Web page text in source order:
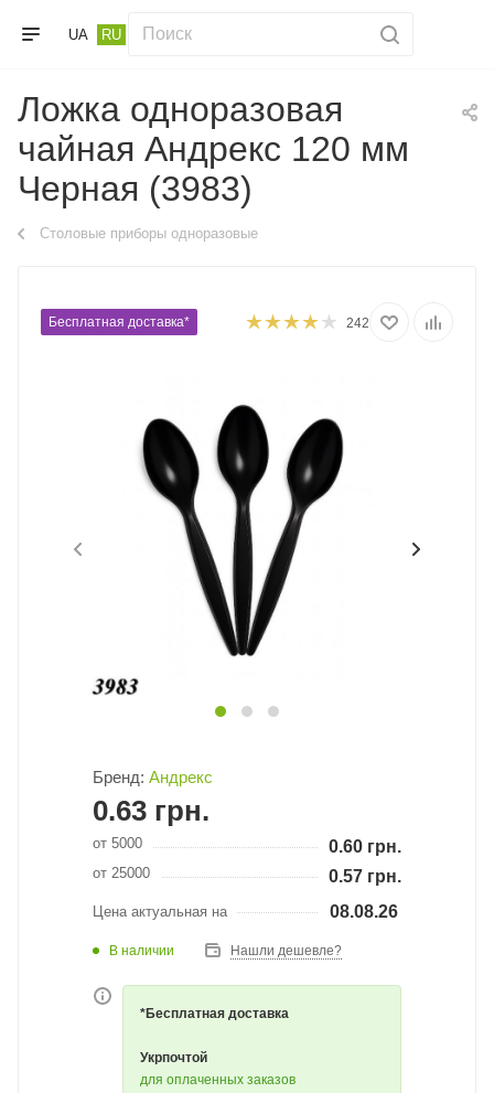
UA RU
Ложка одноразовая
чайная Андрекс 120 мм
Черная (3983)
Столовые приборы одноразовые
Бесплатная доставка* 242
Бренд: Андрекс
0.63 грн.
от 5000 0.60 грн.
от 25000 0.57 грн.
Цена актуальная на 08.08.26
В наличии Нашли дешевле?
*Бесплатная доставка
Укрпочтой
для оплаченных заказов